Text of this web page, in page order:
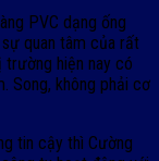
PVC dạng ống
quan tâm của rất
hiện nay có
Song, không phải cơ
tin cậy thì Cường